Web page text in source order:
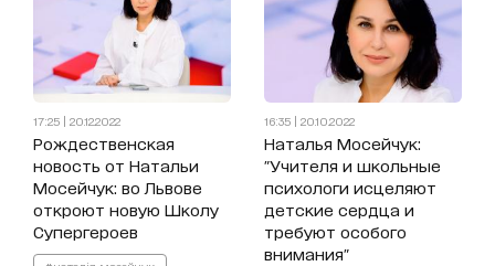
17:25 | 20.12.2022
Рождественская
новость от Натальи
Мосейчук: во Львове
откроют новую Школу
Супергероев
16:35 | 20.10.2022
Наталья Мосейчук:
"Учителя и школьные
психологи исцеляют
детские сердца и
требуют особого
внимания"